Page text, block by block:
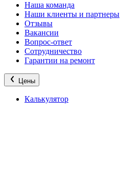
Наша команда
Наши клиенты и партнеры
Отзывы
Вакансии
Вопрос-ответ
Сотрудничество
Гарантии на ремонт
Цены
Калькулятор